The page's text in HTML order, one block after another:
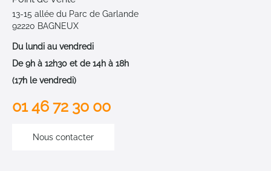
13-15 allée du Parc de Garlande
92220 BAGNEUX
Du lundi au vendredi
De 9h à 12h30 et de 14h à 18h
(17h le vendredi)
01 46 72 30 00
Nous contacter